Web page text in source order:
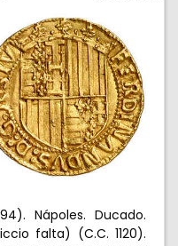
Nápoles. Ducado.
falta) (C.C. 1120).